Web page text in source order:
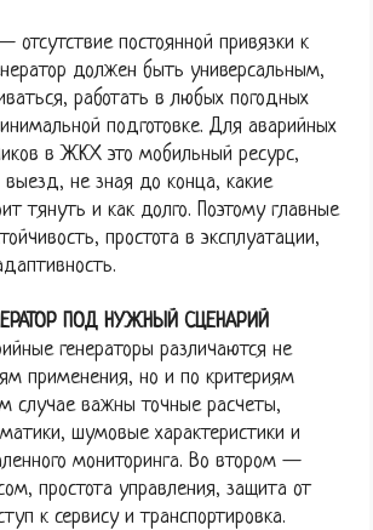
отсутствие постоянной привязки к
должен быть универсальным,
работать в любых погодных
подготовке. Для аварийных
в ЖКХ это мобильный ресурс,
выезд, не зная до конца, какие
тянуть и как долго. Поэтому главные
простота в эксплуатации,
ПОД НУЖНЫЙ СЦЕНАРИЙ
генераторы различаются не
применения, но и по критериям
случае важны точные расчеты,
шумовые характеристики и
мониторинга. Во втором —
простота управления, защита от
к сервису и транспортировка.